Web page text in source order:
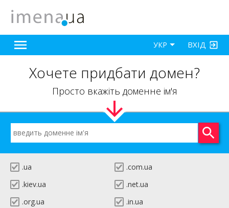
ВХІД
УКР
Хочете придбати домен?
Просто вкажіть доменне ім'я
.ua
.com.ua
.kiev.ua
.net.ua
.org.ua
.in.ua